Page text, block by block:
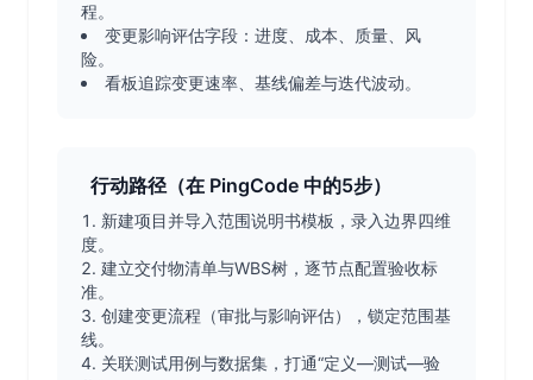
程。
变更影响评估字段：进度、成本、质量、风
险。
看板追踪变更速率、基线偏差与迭代波动。
行动路径（在 PingCode 中的5步）
新建项目并导入范围说明书模板，录入边界四维
度。
建立交付物清单与WBS树，逐节点配置验收标
准。
创建变更流程（审批与影响评估），锁定范围基
线。
关联测试用例与数据集，打通“定义—测试—验